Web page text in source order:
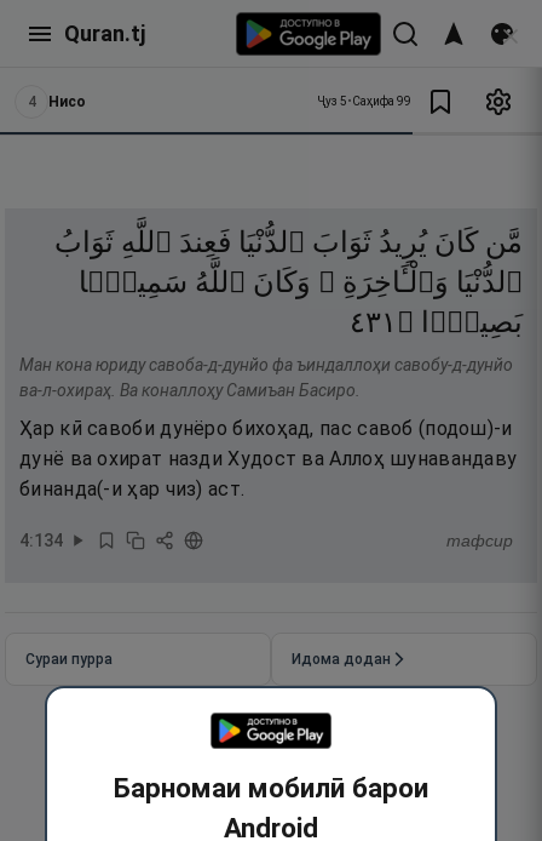
Quran.tj
4 Нисо Ҷуз 5•Саҳифа 99
مَّن كَانَ يُرِيدُ ثَوَابَ ٱلدُّنْيَا فَعِندَ ٱللَّهِ ثَوَابُ
ٱلدُّنْيَا وَٱلْـَٔاخِرَةِ ۚ وَكَانَ ٱللَّهُ سَمِيعًۢا
بَصِيرًۭا
۝ ١٣٤
Ман кона юриду савоба-д-дунйо фа ъиндаллоҳи савобу-д-дунйо
ва-л-охираҳ. Ва коналлоҳу Самиъан Басиро.
Ҳар кӣ савоби дунёро бихоҳад, пас савоб (подош)-и
дунё ва охират назди Худост ва Аллоҳ шунавандаву
бинанда(-и ҳар чиз) аст.
4:134 тафсир
Сураи пурра Идома додан
Барномаи мобилӣ барои
Android